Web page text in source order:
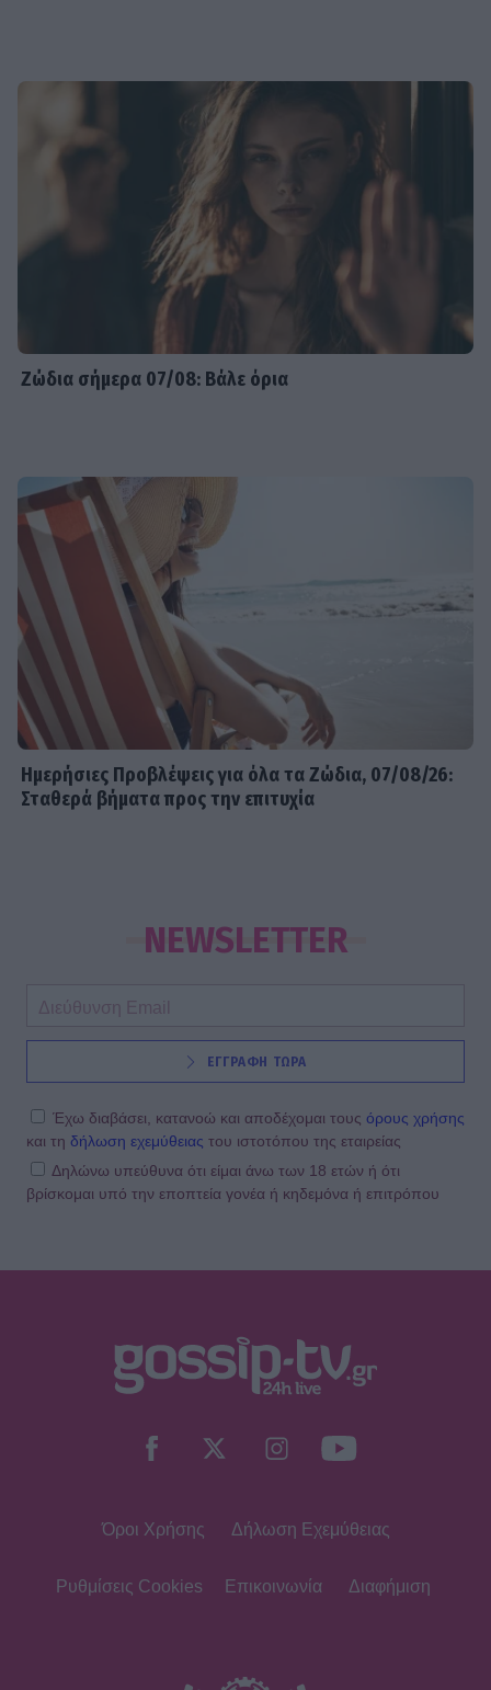
Ζώδια σήμερα 07/08: Βάλε όρια
Ημερήσιες Προβλέψεις για όλα τα Ζώδια, 07/08/26:
Σταθερά βήματα προς την επιτυχία
NEWSLETTER
ΕΓΓΡΑΦΗ ΤΩΡΑ
Έχω διαβάσει, κατανοώ και αποδέχομαι τους όρους χρήσης
και τη δήλωση εχεμύθειας του ιστοτόπου της εταιρείας
Δηλώνω υπεύθυνα ότι είμαι άνω των 18 ετών ή ότι
βρίσκομαι υπό την εποπτεία γονέα ή κηδεμόνα ή επιτρόπου
Όροι Χρήσης Δήλωση Εχεμύθειας
Ρυθμίσεις Cookies Επικοινωνία Διαφήμιση